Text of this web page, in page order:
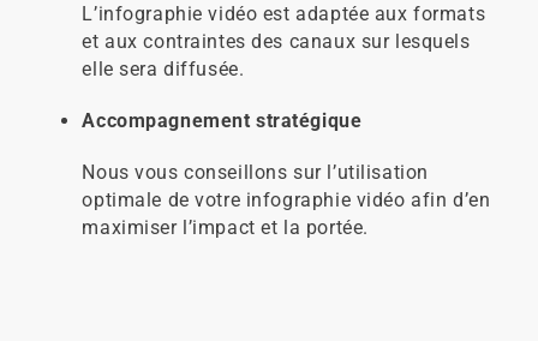
L’infographie vidéo est adaptée aux formats
et aux contraintes des canaux sur lesquels
elle sera diffusée.
Accompagnement stratégique
Nous vous conseillons sur l’utilisation
optimale de votre infographie vidéo afin d’en
maximiser l’impact et la portée.